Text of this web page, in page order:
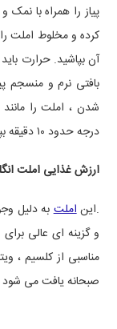
پیاز را همراه با نمک
کرده و مخلوط املت
بافتی نرم و منسجم
درجه حدود ۱۰ دقیقه بپزید.
ارزش غذایی املت
.ایناملتبه دلیل
و گزینه ‌ای عالی
مناسبی از کلسیم ،
صبحانه یافت می شود